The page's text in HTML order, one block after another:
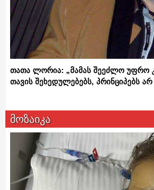
თათა ლორია: „მამას შეეძლო უფრო
თავის შეხედულებებს, პრინციპებს
მოზაიკა